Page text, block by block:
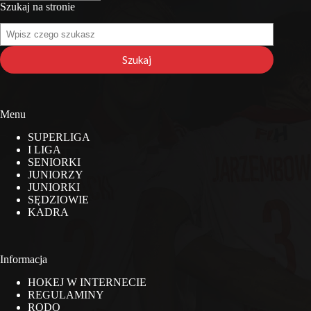
Szukaj na stronie
Szukaj
na
stronie
Szukaj
Menu
SUPERLIGA
I LIGA
SENIORKI
JUNIORZY
JUNIORKI
SĘDZIOWIE
KADRA
Informacja
HOKEJ W INTERNECIE
REGULAMINY
RODO